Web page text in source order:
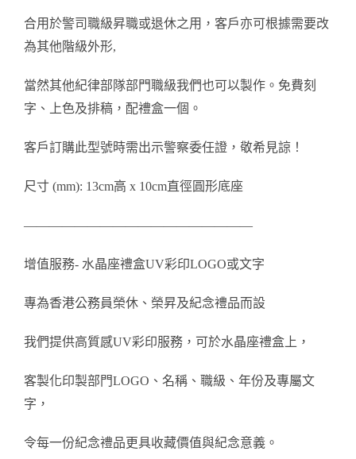
銀碟
詢價
合用於警司職級昇職或退休之用，客戶亦可根據需要改
為其他階級外形,
當然其他紀律部隊部門職級我們也可以製作。免費刻
字、上色及排稿，配禮盒一個。
客戶訂購此型號時需出示警察委任證，敬希見諒！
尺寸 (mm): 13cm高 x 10cm直徑圓形底座
——————————————————
增值服務- 水晶座禮盒UV彩印LOGO或文字
專為香港公務員榮休、榮昇及紀念禮品而設
我們提供高質感UV彩印服務，可於水晶座禮盒上，
客製化印製部門LOGO、名稱、職級、年份及專屬文
字，
令每一份紀念禮品更具收藏價值與紀念意義。